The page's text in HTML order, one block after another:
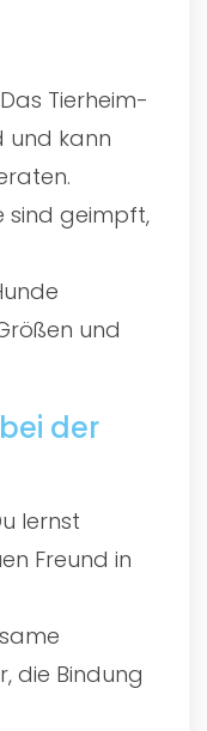
Das Tierheim-
und kann
sind geimpft,
und
der
lernst
Freund in
die Bindung